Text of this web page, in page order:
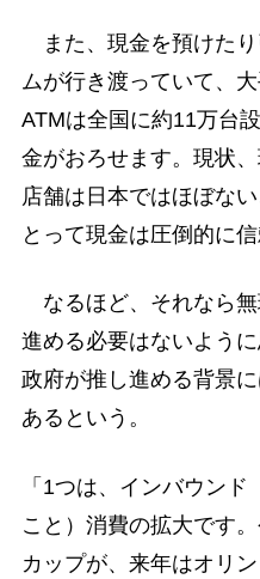
また、現金を預けた
ムが行き渡っていて、
ATMは全国に約11万台
金がおろせます。現状
店舗は日本ではほぼな
とって現金は圧倒的に
なるほど、それなら
進める必要はないよう
政府が推し進める背景
あるという。
「1つは、インバウン
こと）消費の拡大です
カップが、来年はオリ